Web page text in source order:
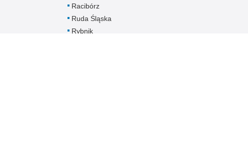
Racibórz
Ruda Śląska
Rybnik